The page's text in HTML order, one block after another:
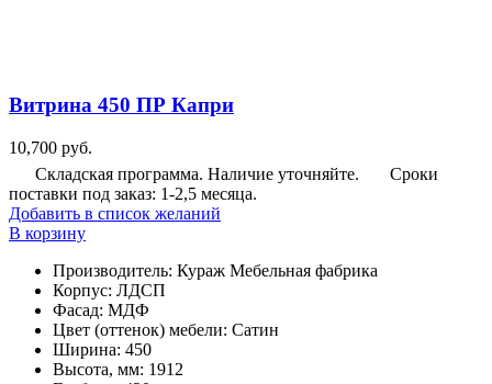
Витрина 450 ПР Капри
10,700 руб.
Складская программа. Наличие уточняйте.
Сроки
поставки под заказ: 1-2,5 месяца.
Добавить в список желаний
В корзину
Производитель: Кураж Мебельная фабрика
Корпус: ЛДСП
Фасад: МДФ
Цвет (оттенок) мебели: Сатин
Ширина: 450
Высота, мм: 1912